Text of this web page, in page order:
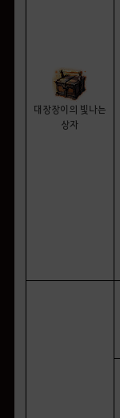
대장장이의 빛나는
상자